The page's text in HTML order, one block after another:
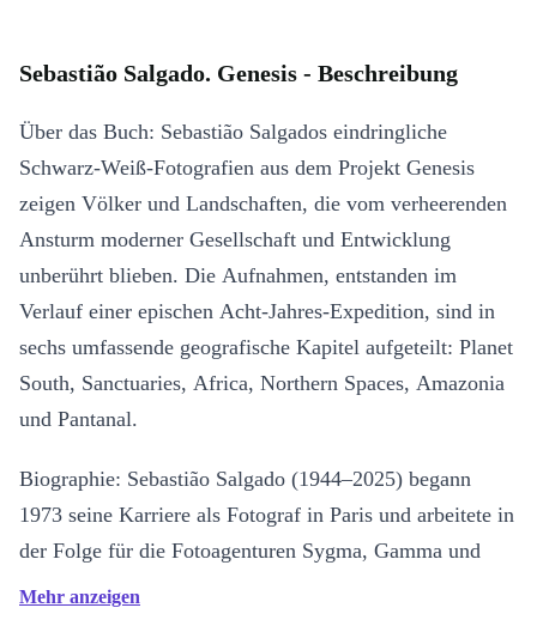
Sebastião Salgado. Genesis - Beschreibung
Über das Buch: Sebastião Salgados eindringliche
Schwarz-Weiß-Fotografien aus dem Projekt Genesis
zeigen Völker und Landschaften, die vom verheerenden
Ansturm moderner Gesellschaft und Entwicklung
unberührt blieben. Die Aufnahmen, entstanden im
Verlauf einer epischen Acht-Jahres-Expedition, sind in
sechs umfassende geografische Kapitel aufgeteilt: Planet
South, Sanctuaries, Africa, Northern Spaces, Amazonia
und Pantanal.
Biographie: Sebastião Salgado (1944–2025) begann
1973 seine Karriere als Fotograf in Paris und arbeitete in
der Folge für die Fotoagenturen Sygma, Gamma und
Magnum Photos. Im Jahr 1994 gründete er gemeinsam
Mehr anzeigen